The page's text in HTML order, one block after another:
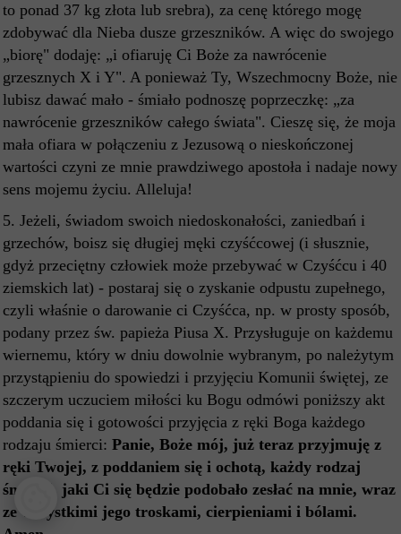
to ponad 37 kg złota lub srebra), za cenę którego mogę
zdobywać dla Nieba dusze grzeszników. A więc do swojego
„biorę" dodaję: „i ofiaruję Ci Boże za nawrócenie
grzesznych X i Y". A ponieważ Ty, Wszechmocny Boże, nie
lubisz dawać mało - śmiało podnoszę poprzeczkę: „za
nawrócenie grzeszników całego świata". Cieszę się, że moja
mała ofiara w połączeniu z Jezusową o nieskończonej
wartości czyni ze mnie prawdziwego apostoła i nadaje nowy
sens mojemu życiu. Alleluja!
5. Jeżeli, świadom swoich niedoskonałości, zaniedbań i
grzechów, boisz się długiej męki czyśćcowej (i słusznie,
gdyż przeciętny człowiek może przebywać w Czyśćcu i 40
ziemskich lat) - postaraj się o zyskanie odpustu zupełnego,
czyli właśnie o darowanie ci Czyśćca, np. w prosty sposób,
podany przez św. papieża Piusa X. Przysługuje on każdemu
wiernemu, który w dniu dowolnie wybranym, po należytym
przystąpieniu do spowiedzi i przyjęciu Komunii świętej, ze
szczerym uczuciem miłości ku Bogu odmówi poniższy akt
poddania się i gotowości przyjęcia z ręki Boga każdego
rodzaju śmierci: Panie, Boże mój, już teraz przyjmuję z
ręki Twojej, z poddaniem się i ochotą, każdy rodzaj
śmierci, jaki Ci się będzie podobało zesłać na mnie, wraz
ze wszystkimi jego troskami, cierpieniami i bólami.